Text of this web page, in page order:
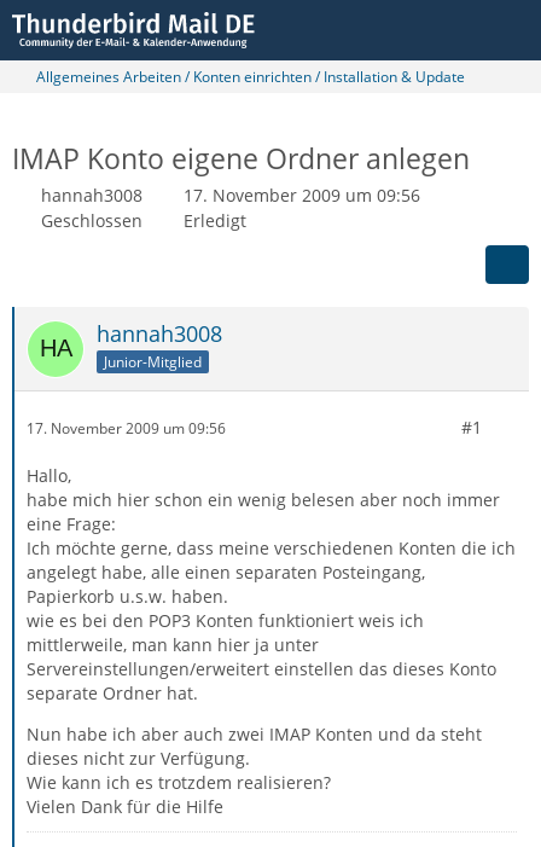
Allgemeines Arbeiten / Konten einrichten / Installation & Update
IMAP Konto eigene Ordner anlegen
hannah3008
17. November 2009 um 09:56
Geschlossen
Erledigt
hannah3008
Junior-Mitglied
17. November 2009 um 09:56 #1
Hallo,
habe mich hier schon ein wenig belesen aber noch immer
eine Frage:
Ich möchte gerne, dass meine verschiedenen Konten die ich
angelegt habe, alle einen separaten Posteingang,
Papierkorb u.s.w. haben.
wie es bei den POP3 Konten funktioniert weis ich
mittlerweile, man kann hier ja unter
Servereinstellungen/erweitert einstellen das dieses Konto
separate Ordner hat.
Nun habe ich aber auch zwei IMAP Konten und da steht
dieses nicht zur Verfügung.
Wie kann ich es trotzdem realisieren?
Vielen Dank für die Hilfe